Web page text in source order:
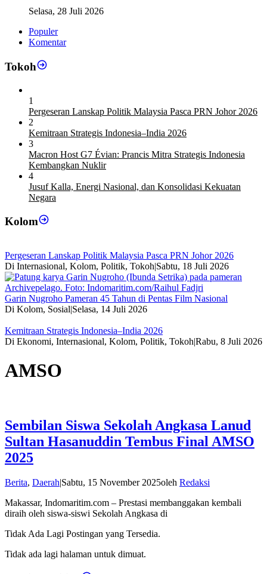
Selasa, 28 Juli 2026
Populer
Komentar
Tokoh
1
Pergeseran Lanskap Politik Malaysia Pasca PRN Johor 2026
2
Kemitraan Strategis Indonesia–India 2026
3
Macron Host G7 Évian: Prancis Mitra Strategis Indonesia
Kembangkan Nuklir
4
Jusuf Kalla, Energi Nasional, dan Konsolidasi Kekuatan
Negara
Kolom
Pergeseran Lanskap Politik Malaysia Pasca PRN Johor 2026
Di Internasional, Kolom, Politik, Tokoh|Sabtu, 18 Juli 2026
Garin Nugroho Pameran 45 Tahun di Pentas Film Nasional
Di Kolom, Sosial|Selasa, 14 Juli 2026
Kemitraan Strategis Indonesia–India 2026
Di Ekonomi, Internasional, Kolom, Politik, Tokoh|Rabu, 8 Juli 2026
AMSO
Sembilan Siswa Sekolah Angkasa Lanud
Sultan Hasanuddin Tembus Final AMSO
2025
Berita, Daerah Sabtu, 15 November 2025oleh Redaksi
Makassar, Indomaritim.com – Prestasi membanggakan kembali
diraih oleh siswa-siswi Sekolah Angkasa di
Tidak Ada Lagi Postingan yang Tersedia.
Tidak ada lagi halaman untuk dimuat.